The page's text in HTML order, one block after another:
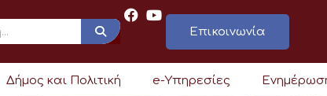
Επικοινωνία
Δήμος και Πολιτική e-Υπηρεσίες